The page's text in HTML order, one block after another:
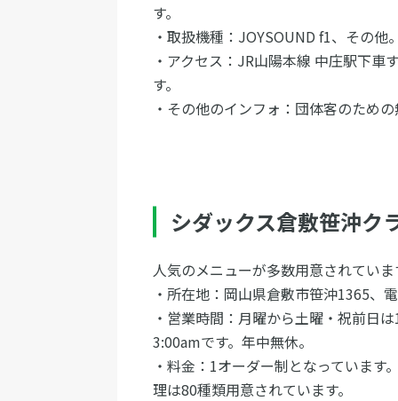
す。
・取扱機種：JOYSOUND f1、
・アクセス：JR山陽本線 中庄駅下
す。
・その他のインフォ：団体客のため
シダックス倉敷笹沖ク
人気のメニューが多数用意され
・所在地：岡山県倉敷市笹沖
・営業時間：月曜から土曜・祝前日
3:00amです。年中無休。
・料金：1オーダー制となっていま
理は80種類用意されてい